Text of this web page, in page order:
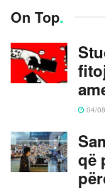
On Top.
04/
që